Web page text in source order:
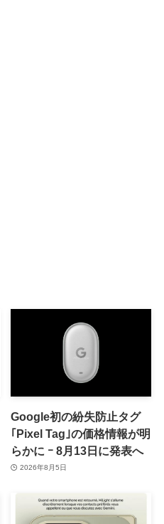
Google初の紛失防止タグ
｢Pixel Tag｣の価格情報が明
らかに ｰ 8月13日に発表へ
2026年8月5日